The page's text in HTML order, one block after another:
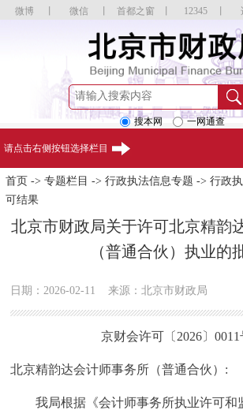
微博 微信 12345
首都之窗
搜本网 一网通查
请点击右侧按钮选择栏目
首页 -> 专题栏目 -> 行政执法信息专题 -> 行政
可结果
北京市财政局关于许可北京精韵
（普通合伙）执业的
日期：2026-02-11 来源：北京市财政局
京财会许可〔2026〕0011
北京精韵达会计师事务所（普通合伙）:
我局根据《会计师事务所执业许可和